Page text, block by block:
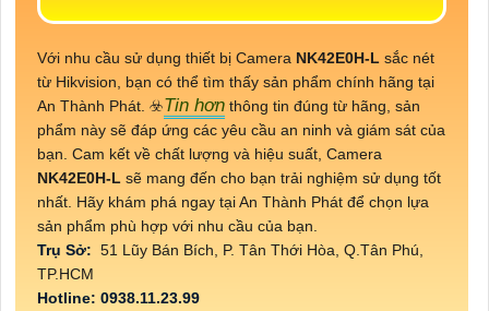
Với nhu cầu sử dụng thiết bị Camera NK42E0H-L sắc nét
từ Hikvision, bạn có thể tìm thấy sản phẩm chính hãng tại
An Thành Phát. ☣️Tin hơn thông tin đúng từ hãng, sản
phẩm này sẽ đáp ứng các yêu cầu an ninh và giám sát của
bạn. Cam kết về chất lượng và hiệu suất, Camera
NK42E0H-L sẽ mang đến cho bạn trải nghiệm sử dụng tốt
nhất. Hãy khám phá ngay tại An Thành Phát để chọn lựa
sản phẩm phù hợp với nhu cầu của bạn.
Trụ Sở: 51 Lũy Bán Bích, P. Tân Thới Hòa, Q.Tân Phú,
TP.HCM
Hotline: 0938.11.23.99